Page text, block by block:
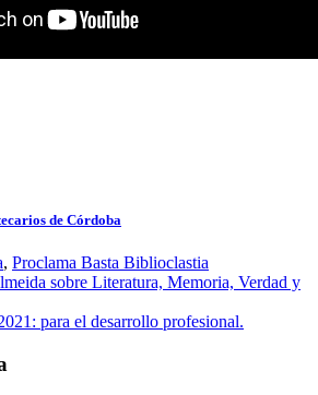
de Córdoba
, Proclama Basta Biblioclastia
sobre Literatura, Memoria, Verdad y
para el desarrollo profesional.